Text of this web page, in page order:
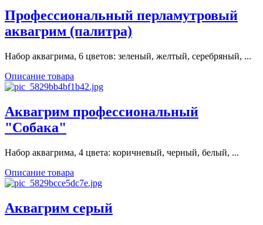
Профессиональный перламутровый
аквагрим (палитра)
Набор аквагрима, 6 цветов: зеленый, желтый, серебряный, ...
Описание товара
Аквагрим профессиональный
"Собака"
Набор аквагрима, 4 цвета: коричневый, черный, белый, ...
Описание товара
Аквагрим серый